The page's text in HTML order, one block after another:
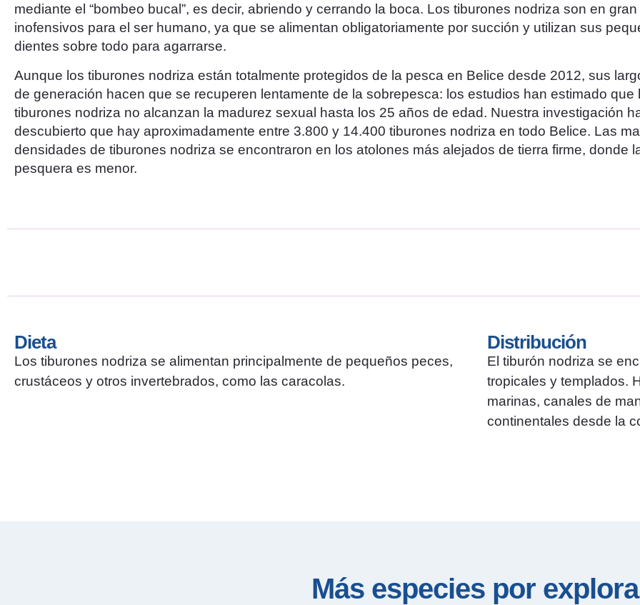
mediante el “bombeo bucal”, es decir, abriendo y cerrando la boca. Los tiburones nodriza son en
inofensivos para el ser humano, ya que se alimentan obligatoriamente por succión y utilizan sus
dientes sobre todo para agarrarse.
Aunque los tiburones nodriza están totalmente protegidos de la pesca en Belice desde 2012, sus
de generación hacen que se recuperen lentamente de la sobrepesca: los estudios han estimado que
tiburones nodriza no alcanzan la madurez sexual hasta los 25 años de edad. Nuestra investigación
descubierto que hay aproximadamente entre 3.800 y 14.400 tiburones nodriza en todo Belice. Las
densidades de tiburones nodriza se encontraron en los atolones más alejados de tierra firme, donde
pesquera es menor.
Dieta
Los tiburones nodriza se alimentan principalmente de pequeños peces,
crustáceos y otros invertebrados, como las caracolas.
Distribución
El tiburón nodriza se
tropicales y templados.
marinas, canales de
continentales desde la
Más especies por